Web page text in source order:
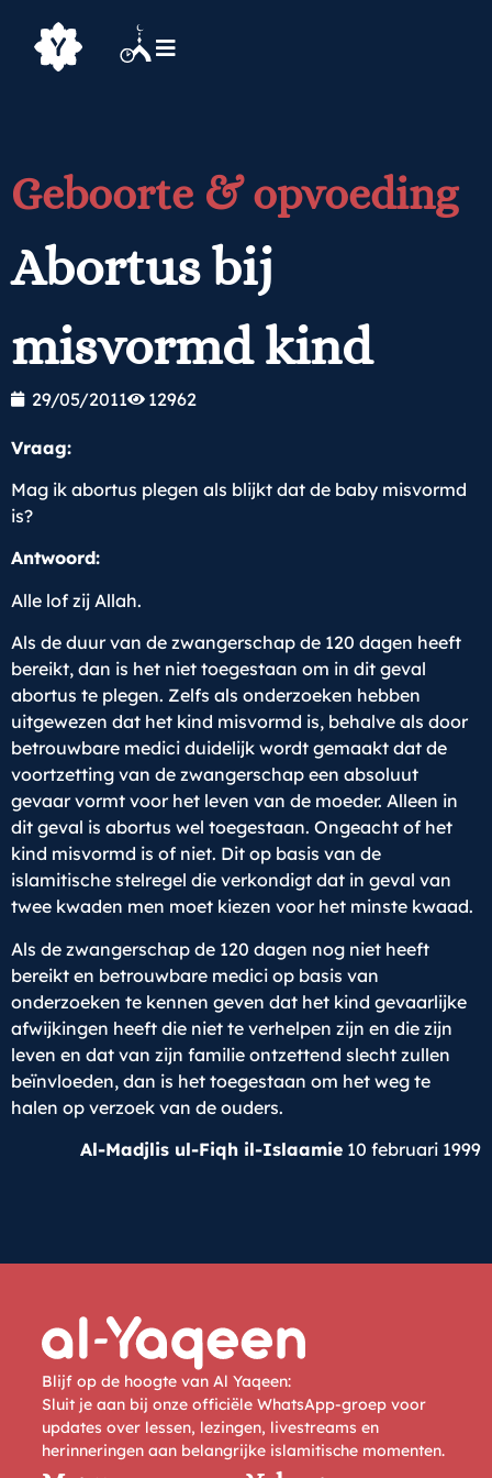
Geboorte & opvoeding
Abortus bij
misvormd kind
29/05/2011 12962
Vraag:
Mag ik abortus plegen als blijkt dat de baby misvormd
is?
Antwoord:
Alle lof zij Allah.
Als de duur van de zwangerschap de 120 dagen heeft
bereikt, dan is het niet toegestaan om in dit geval
abortus te plegen. Zelfs als onderzoeken hebben
uitgewezen dat het kind misvormd is, behalve als door
betrouwbare medici duidelijk wordt gemaakt dat de
voortzetting van de zwangerschap een absoluut
gevaar vormt voor het leven van de moeder. Alleen in
dit geval is abortus wel toegestaan. Ongeacht of het
kind misvormd is of niet. Dit op basis van de
islamitische stelregel die verkondigt dat in geval van
twee kwaden men moet kiezen voor het minste kwaad.
Als de zwangerschap de 120 dagen nog niet heeft
bereikt en betrouwbare medici op basis van
onderzoeken te kennen geven dat het kind gevaarlijke
afwijkingen heeft die niet te verhelpen zijn en die zijn
leven en dat van zijn familie ontzettend slecht zullen
beïnvloeden, dan is het toegestaan om het weg te
halen op verzoek van de ouders.
Al-Madjlis ul-Fiqh il-Islaamie 10 februari 1999
Blijf op de hoogte van Al Yaqeen:
Sluit je aan bij onze officiële WhatsApp-groep voor
updates over lessen, lezingen, livestreams en
herinneringen aan belangrijke islamitische momenten.